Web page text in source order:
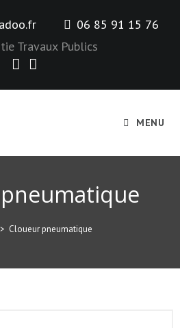
06 85 91 15 76
Travaux Publics
MENU
> Cloueur pneumatique